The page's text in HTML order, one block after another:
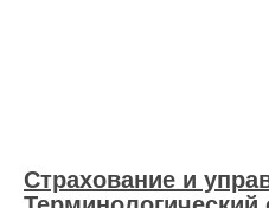
Страхование и